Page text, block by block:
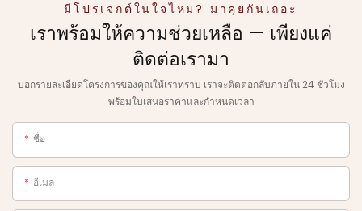
มีโปรเจกต์ในใจไหม? มาคุยกันเถอะ
เราพร้อมให้ความช่วยเหลือ — เพียงแค่
ติดต่อเรามา
บอกรายละเอียดโครงการของคุณให้เราทราบ เราจะติดต่อกลับภายใน 24 ชั่วโมง
พร้อมใบเสนอราคาและกำหนดเวลา
ชื่อ
อีเมล